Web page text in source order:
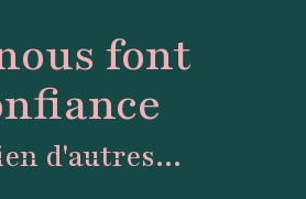
font
d'autres...